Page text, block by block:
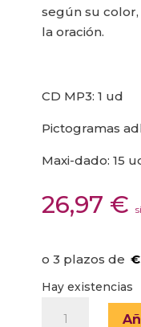
según su
la oración.
CD MP3: 1 ud
Pictogramas
Maxi-dado: 15
26,97 €
Hay existencias